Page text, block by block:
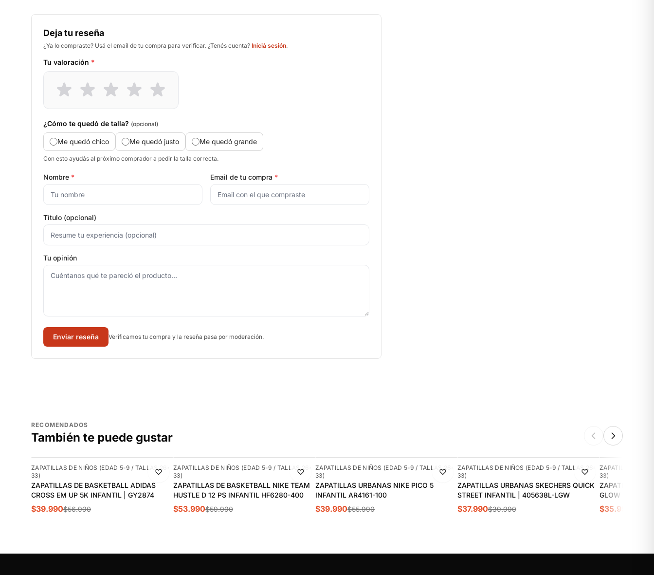
Deja tu reseña
¿Ya lo compraste? Usá el email de tu compra para verificar. ¿Tenés cuenta? Iniciá sesión.
Tu valoración *
¿Cómo te quedó de talla? (opcional)
Me quedó chico Me quedó justo Me quedó grande
Con esto ayudás al próximo comprador a pedir la talla correcta.
Nombre * Email de tu compra *
Título (opcional)
Tu opinión
Enviar reseña Verificamos tu compra y la reseña pasa por moderación.
RECOMENDADOS
También te puede gustar
-30%
ZAPATILLAS DE NIÑOS (EDAD 5-9 / TALLAS 26-
33)
ZAPATILLAS DE BASKETBALL ADIDAS
CROSS EM UP 5K INFANTIL | GY2874
$39.990$56.990
-10%
ZAPATILLAS DE NIÑOS (EDAD 5-9 / TALLAS 26-
33)
ZAPATILLAS DE BASKETBALL NIKE TEAM
HUSTLE D 12 PS INFANTIL HF6280-400
$53.990$59.990
-29%
ZAPATILLAS DE NIÑOS (EDAD 5-9 / TALLAS 26-
33)
ZAPATILLAS URBANAS NIKE PICO 5
INFANTIL AR4161-100
$39.990$55.990
-5%
ZAPATILLAS DE NIÑOS (EDAD 5-9 / TALLAS 26-
33)
ZAPATILLAS URBANAS SKECHERS QUICK
STREET INFANTIL | 405638L-LGW
$37.990$39.990
-10%
ZAPATILLAS DE
33)
ZAPATILLAS
GLOW ULTRA
$35.990